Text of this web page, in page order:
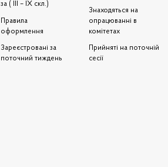
за ( III – IX скл.)
Правила
оформлення
Зареєстровані за
поточний тиждень
Знаходяться на
опрацюванні в
комітетах
Прийняті на поточній
сесії